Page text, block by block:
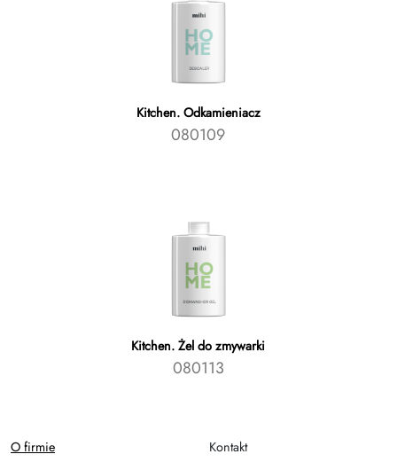
Kitchen. Odkamieniacz
080109
Kitchen. Żel do zmywarki
080113
O firmie
Kontakt